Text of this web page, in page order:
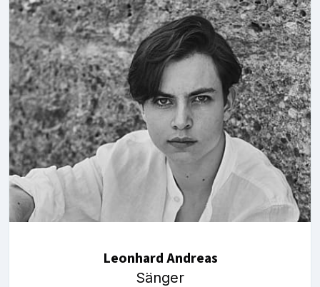
Leonhard Andreas
Sänger